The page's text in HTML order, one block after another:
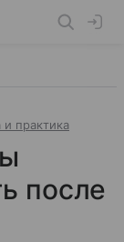
и практика
после